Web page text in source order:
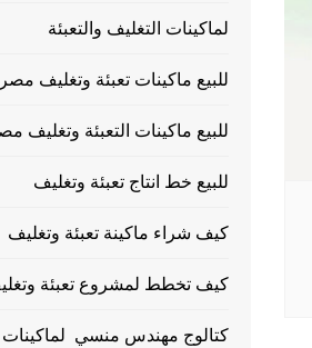
لماكينات التغليف والتعبئة
للبيع ماكينات تعبئة وتغليف مصر
للبيع ماكينات التعبئة وتغليف
للبيع خط انتاج تعبئة وتغليف
كيف شراء ماكينة تعبئة وتغليف
كيف تخطط لمشروع تعبئة
كتالوج مهندس منسي لماكينات